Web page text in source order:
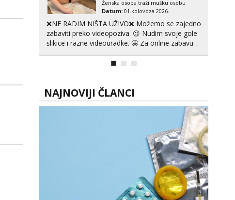
Ženska osoba traži mušku osobu
Datum: 01.kolovoza 2026.
❌NE RADIM NIŠTA UŽIVO❌ Možemo se zajedno
zabaviti preko videopoziva. 😉 Nudim svoje gole
slikice i razne videouradke. 🤩 Za online zabavu
NAJNOVIJI ČLANCI